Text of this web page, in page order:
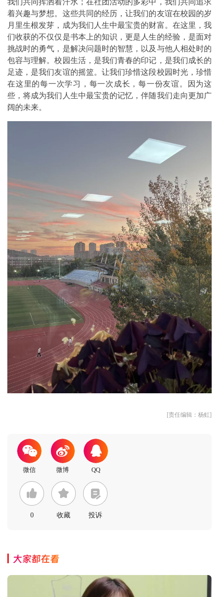
我们共同挥洒着汗水；在社团活动的多彩中，我们共同追求
着兴趣与梦想。这些共同的经历，让我们的友谊在校园的岁
月里生根发芽，成为我们人生中最宝贵的财富。在这里，我
们收获的不仅仅是书本上的知识，更是人生的经验，是面对
挑战时的勇气，是解决问题时的智慧，以及与他人相处时的
包容与理解。校园生活，是我们青春的印记，是我们成长的
足迹，是我们友谊的摇篮。让我们珍惜这段校园时光，珍惜
在这里的每一次学习，每一次成长，每一份友谊。因为这
些，将成为我们人生中最宝贵的记忆，伴随我们走向更加广
阔的未来。
[责任编辑：杨虹]
0 收藏 投诉
大家都在看